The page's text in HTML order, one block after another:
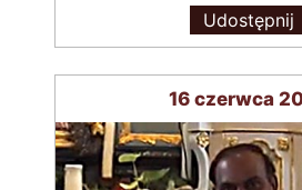
Udostępnij
16 czerwca